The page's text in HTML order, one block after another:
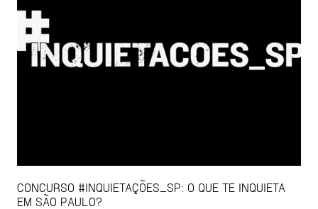
CONCURSO #INQUIETAÇÕES_SP: O QUE TE INQUIETA
EM SÃO PAULO?